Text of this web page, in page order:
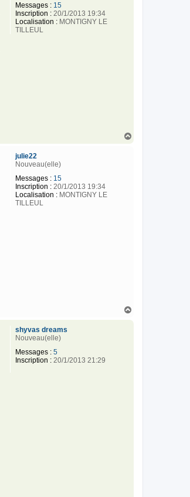
Messages : 15
Inscription : 20/1/2013 19:34
Localisation : MONTIGNY LE
TILLEUL
julie22
Nouveau(elle)
Messages : 15
Inscription : 20/1/2013 19:34
Localisation : MONTIGNY LE
TILLEUL
shyvas dreams
Nouveau(elle)
Messages : 5
Inscription : 20/1/2013 21:29